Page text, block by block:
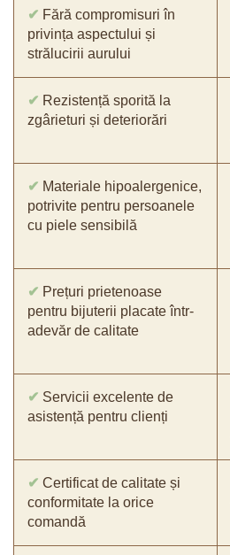
✔ Fără compromisuri în
privința aspectului și
strălucirii aurului
✔ Rezistență sporită la
zgârieturi și deteriorări
✔ Materiale hipoalergenice,
potrivite pentru persoanele
cu piele sensibilă
✔ Prețuri prietenoase
pentru bijuterii placate într-
adevăr de calitate
✔ Servicii excelente de
asistență pentru clienți
✔ Certificat de calitate și
conformitate la orice
comandă